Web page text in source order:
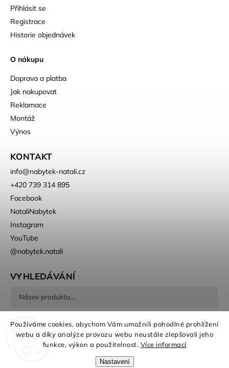
Používáme cookies, abychom Vám umožnili pohodlné prohlížení
webu a díky analýze provozu webu neustále zlepšovali jeho
funkce, výkon a použitelnost. Více informací
Nastavení
Přihlásit se
Registrace
Historie objednávek
O nákupu
Doprava a platba
Jak nakupovat
Reklamace
Montáž
Výnos
KONTAKT
info@nabytek-natali.cz
+420 739 314 895
Facebook
NataliNabytek
Instagram
YouTube
@nabytek.natali
VYHLEDÁVÁNÍ
Hledat